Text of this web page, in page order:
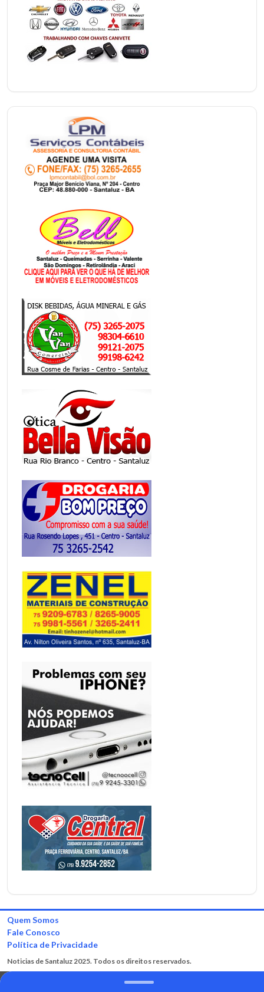
Quem Somos
Fale Conosco
Política de Privacidade
Noticias de Santaluz 2025. Todos os direitos reservados.